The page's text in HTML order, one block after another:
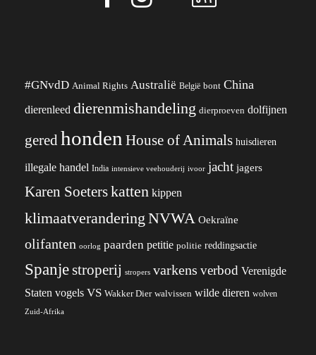
#GNvdD Animal Rights Australië België bont China
dierenleed dierenmishandeling dierproeven dolfijnen
geredhonden House of Animals huisdieren
illegale handel India intensieve veehouderij ivoor jacht jagers
Karen Soeterskatten kippen
klimaatverandering NVWA Oekraïne
olifanten oorlog paarden petitie politie reddingsactie
Spanjestroperij stropers varkens verbod Verenigde
Staten vogels VS Wakker Dier walvissen wilde dieren wolven
Zuid-Afrika